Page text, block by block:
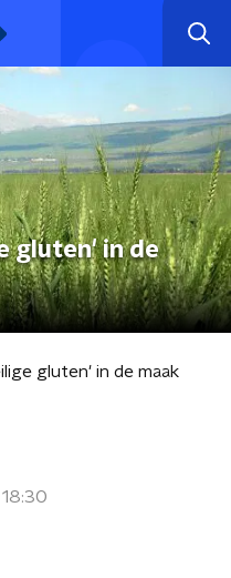
gluten' in de
gluten' in de maak